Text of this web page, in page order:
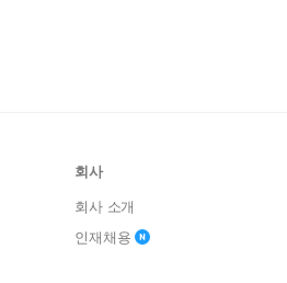
회사
회사 소개
인재채용